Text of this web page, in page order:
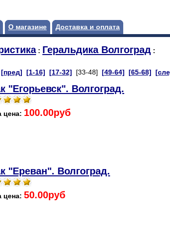
О магазине Доставка и оплата
: Геральдика Волгоград :
[пред] [1-16] [17-32] [33-48] [49-64] [65-68]
"Егорьевск". Волгоград.
цена: 100.00руб
"Ереван". Волгоград.
цена: 50.00руб